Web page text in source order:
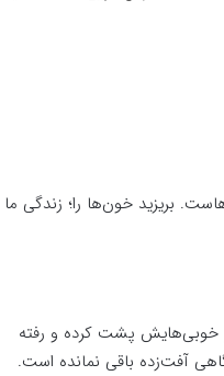
این انقلاب‏‎ ‎‏باید زنده بماند، این نهضت باید زنده بماند، و زنده ماندنش به این خونریزی‌هاست.‏‎ ‎‏بریزید خون‌ها را؛ زندگی ما
خوبى‌هایش پشت کرده و رفته
آفت‌زده باقى نمانده است.